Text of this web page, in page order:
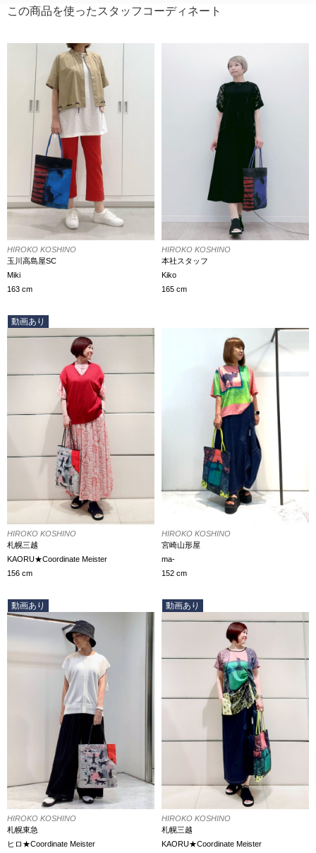
この商品を使ったスタッフコーディネート
HIROKO KOSHINO
玉川高島屋SC
Miki
163 cm
HIROKO KOSHINO
本社スタッフ
Kiko
165 cm
動画あり
HIROKO KOSHINO
札幌三越
KAORU★Coordinate Meister
156 cm
HIROKO KOSHINO
宮崎山形屋
ma-
152 cm
動画あり
HIROKO KOSHINO
札幌東急
ヒロ★Coordinate Meister
動画あり
HIROKO KOSHINO
札幌三越
KAORU★Coordinate Meister